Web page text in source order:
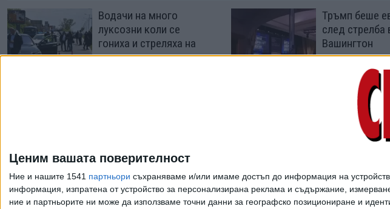
Ценим вашата поверителност
Ние и нашите 1541 партньори съхраняваме и/или имаме достъп до информация на
информация, изпратена от устройство за персонализирана реклама и съдържание,
ние и партньорите ни може да използваме точни данни за географско позициониране и
Водачи на много
луксозни коли се
гониха и стреляха на
пътя
Тръмп беше
след стрелба
Вашингтон
26 Апр. 2026
Виена е
руското е-